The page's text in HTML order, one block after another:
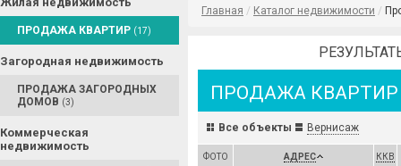
ПРОДАЖА КВАРТИР (17)
Загородная недвижимость
ПРОДАЖА ЗАГОРОДНЫХ
ДОМОВ (3)
Коммерческая
недвижимость
Главная / Каталог недвижимости /
ПРОДАЖА КВАРТИР
Все объекты Вернисаж
ФОТО АДРЕС ККВ